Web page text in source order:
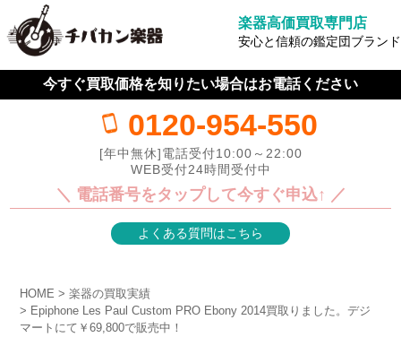
楽器高価買取専門店
安心と信頼の鑑定団ブランド
今すぐ買取価格を知りたい場合はお電話ください
0120-954-550
[年中無休]電話受付10:00～22:00
WEB受付24時間受付中
＼ 電話番号をタップして今すぐ申込↑ ／
よくある質問はこちら
HOME
楽器の買取実績
Epiphone Les Paul Custom PRO Ebony 2014買取りました。デジ
マートにて￥69,800で販売中！